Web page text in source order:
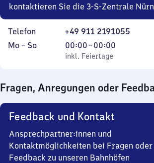
kontaktieren Sie die 3-S-Zentrale
Telefon
+49 911 2191055
Montag
Mo – So,
inkl. Feiertage
00:00–00:00
Von
0
0
Uhr
inkl. Feiertage
Fragen, Anregungen oder
Feedback und Kontakt
Ansprechpartner:innen und
Kontaktmöglichkeiten bei Fragen oder
Feedback zu unseren Bahnhöfen